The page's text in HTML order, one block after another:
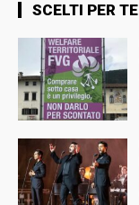
SCELTI PER TE